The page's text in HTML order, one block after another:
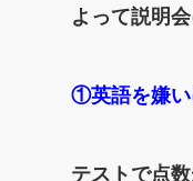
よって説明
①英語を嫌い
テストで点